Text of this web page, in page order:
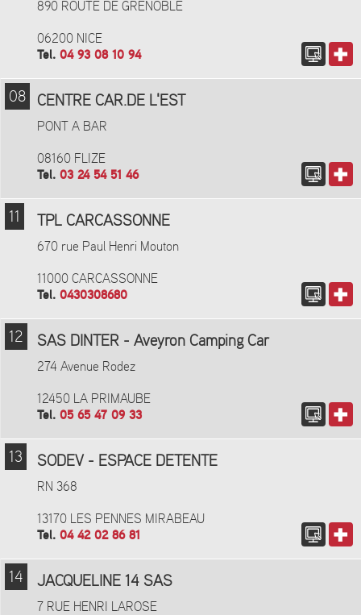
890 ROUTE DE GRENOBLE
06200 NICE
Tel. 04 93 08 10 94
08 CENTRE CAR.DE L'EST
PONT A BAR
08160 FLIZE
Tel. 03 24 54 51 46
11 TPL CARCASSONNE
670 rue Paul Henri Mouton
11000 CARCASSONNE
Tel. 0430308680
12 SAS DINTER - Aveyron Camping Car
274 Avenue Rodez
12450 LA PRIMAUBE
Tel. 05 65 47 09 33
13 SODEV - ESPACE DETENTE
RN 368
13170 LES PENNES MIRABEAU
Tel. 04 42 02 86 81
14 JACQUELINE 14 SAS
7 RUE HENRI LAROSE